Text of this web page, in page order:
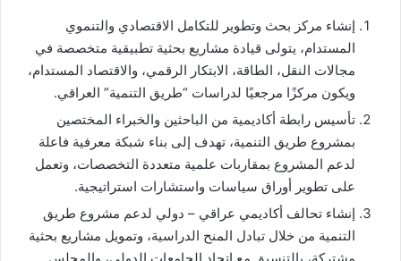
إنشاء مركز بحث وتطوير للتكامل الاقتصادي والتنموي
المستدام، يتولى قيادة مشاريع بحثية تطبيقية متخصصة في
مجالات النقل، الطاقة، الابتكار الرقمي، والاقتصاد المستدام،
ويكون مركزًا مرجعيًا لدراسات “طريق التنمية” العراقي.
تأسيس رابطة أكاديمية من الباحثين والخبراء المختصين
بمشروع طريق التنمية، تهدف إلى بناء شبكة معرفية فاعلة
لدعم المشروع بمقاربات علمية متعددة التخصصات، وتعمل
على تطوير أوراق سياسات واستشارات استراتيجية.
إنشاء تحالف أكاديمي عراقي – دولي لدعم مشروع طريق
التنمية من خلال تبادل المنح الدراسية، وتمويل مشاريع بحثية